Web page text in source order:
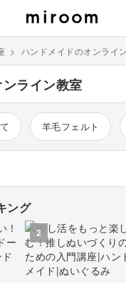
> ハンドメイドのオンライ
ライン教室
羊毛フェルト
イラス
ング
2